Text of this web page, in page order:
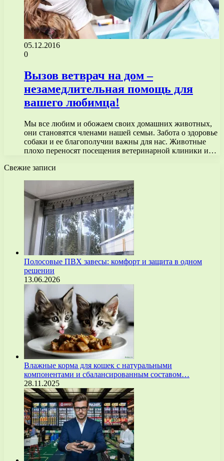
05.12.2016
0
Вызов ветврач на дом –
незамедлительная помощь для
вашего любимца!
Мы все любим и обожаем своих домашних животных,
они становятся членами нашей семьи. Забота о здоровье
собаки и ее благополучии важны для нас. Животные
плохо переносят посещения ветеринарной клиники и…
Свежие записи
Полосовые ПВХ завесы: комфорт и защита в одном
решении
13.06.2026
Влажные корма для кошек с натуральными
компонентами и сбалансированным составом…
28.11.2025